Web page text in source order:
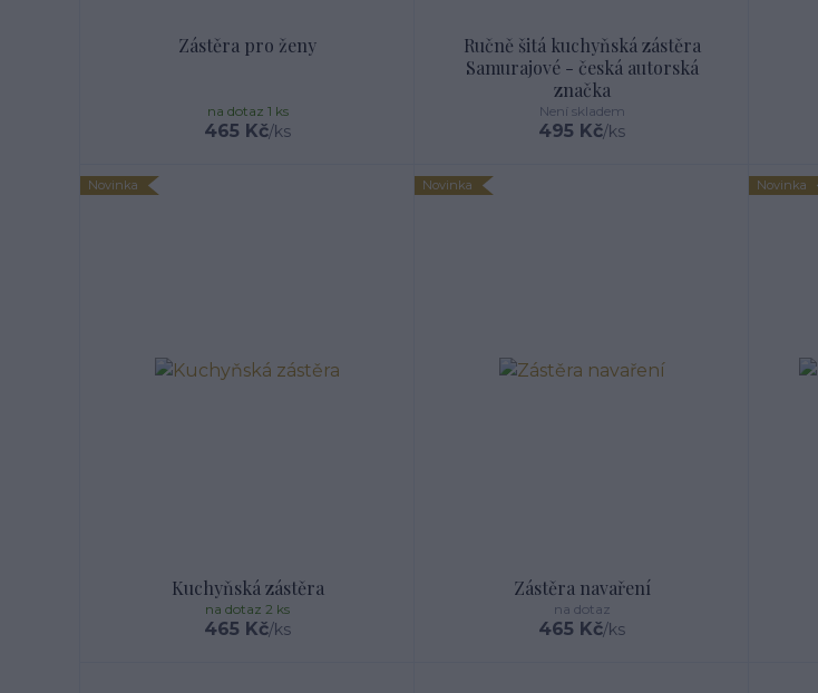
Zástěra pro ženy
465 Kč/ks
na dotaz 1 ks
Ručně šitá kuchyňská zástěra
Samurajové - česká autorská
značka
495 Kč/ks
Není skladem
Novinka
Kuchyňská zástěra
465 Kč/ks
na dotaz 2 ks
Novinka
Zástěra navaření
465 Kč/ks
na dotaz
Novinka